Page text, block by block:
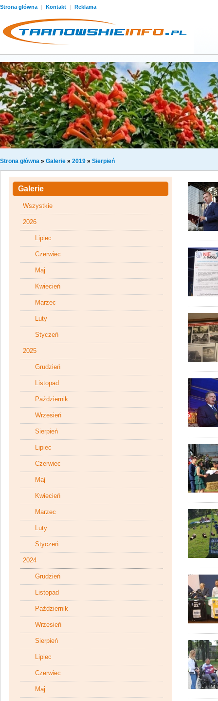
Strona główna | Kontakt | Reklama
Strona główna » Galerie » 2019 » Sierpień
Galerie
Wszystkie
2026
Lipiec
Czerwiec
Maj
Kwiecień
Marzec
Luty
Styczeń
2025
Grudzień
Listopad
Październik
Wrzesień
Sierpień
Lipiec
Czerwiec
Maj
Kwiecień
Marzec
Luty
Styczeń
2024
Grudzień
Listopad
Październik
Wrzesień
Sierpień
Lipiec
Czerwiec
Maj